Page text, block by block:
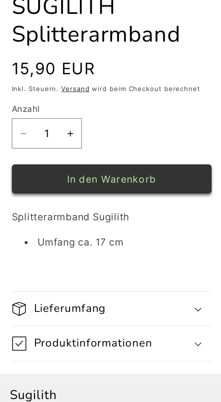
SUGILITH
Splitterarmband
Normaler
Preis
15,90 EUR
Inkl. Steuern.Versand wird beim Checkout berechnet
Anzahl
Verringere
die
Menge
SUGILITH
Erhöhe
die
Menge
für
SUGILITH
In den Warenkorb
Splitterarmband Sugilith
Umfang ca. 17 cm
Lieferumfang
Produktinformationen
Sugilith